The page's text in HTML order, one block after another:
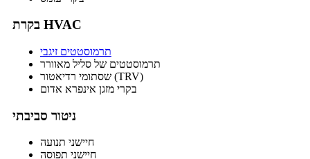
בקרת HVAC
תרמוסטטים זיגבי
תרמוסטטים של סליל מאוורר
שסתומי רדיאטור (TRV)
בקרי מזגן אינפרא אדום
ניטור סביבתי
חיישני תנועה
חיישני תפוסה